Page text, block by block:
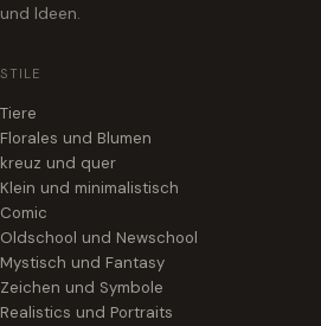
und Ideen.
STILE
Tiere
Florales und Blumen
kreuz und quer
Klein und minimalistisch
Comic
Oldschool und Newschool
Mystisch und Fantasy
Zeichen und Symbole
Realistics und Portraits